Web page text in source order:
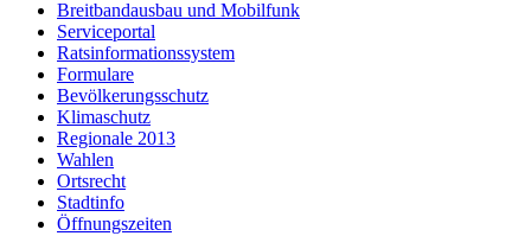
Breitbandausbau und Mobilfunk
Serviceportal
Ratsinformationssystem
Formulare
Bevölkerungsschutz
Klimaschutz
Regionale 2013
Wahlen
Ortsrecht
Stadtinfo
Öffnungszeiten